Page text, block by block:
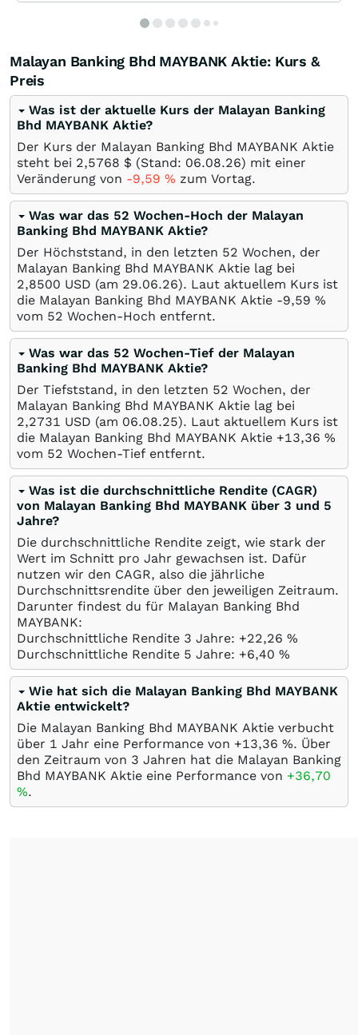
Malayan Banking Bhd MAYBANK Aktie: Kurs &
Preis
Was ist der aktuelle Kurs der Malayan Banking
Bhd MAYBANK Aktie?
Der Kurs der Malayan Banking Bhd MAYBANK Aktie
steht bei 2,5768 $ (Stand: 06.08.26) mit einer
Veränderung von -9,59 % zum Vortag.
Was war das 52 Wochen-Hoch der Malayan
Banking Bhd MAYBANK Aktie?
Der Höchststand, in den letzten 52 Wochen, der
Malayan Banking Bhd MAYBANK Aktie lag bei
2,8500 USD (am 29.06.26). Laut aktuellem Kurs ist
die Malayan Banking Bhd MAYBANK Aktie -9,59 %
vom 52 Wochen-Hoch entfernt.
Was war das 52 Wochen-Tief der Malayan
Banking Bhd MAYBANK Aktie?
Der Tiefststand, in den letzten 52 Wochen, der
Malayan Banking Bhd MAYBANK Aktie lag bei
2,2731 USD (am 06.08.25). Laut aktuellem Kurs ist
die Malayan Banking Bhd MAYBANK Aktie +13,36 %
vom 52 Wochen-Tief entfernt.
Was ist die durchschnittliche Rendite (CAGR)
von Malayan Banking Bhd MAYBANK über 3 und 5
Jahre?
Die durchschnittliche Rendite zeigt, wie stark der
Wert im Schnitt pro Jahr gewachsen ist. Dafür
nutzen wir den CAGR, also die jährliche
Durchschnittsrendite über den jeweiligen Zeitraum.
Darunter findest du für Malayan Banking Bhd
MAYBANK:
Durchschnittliche Rendite 3 Jahre: +22,26 %
Durchschnittliche Rendite 5 Jahre: +6,40 %
Wie hat sich die Malayan Banking Bhd MAYBANK
Aktie entwickelt?
Die Malayan Banking Bhd MAYBANK Aktie verbucht
über 1 Jahr eine Performance von +13,36 %. Über
den Zeitraum von 3 Jahren hat die Malayan Banking
Bhd MAYBANK Aktie eine Performance von +36,70
%.